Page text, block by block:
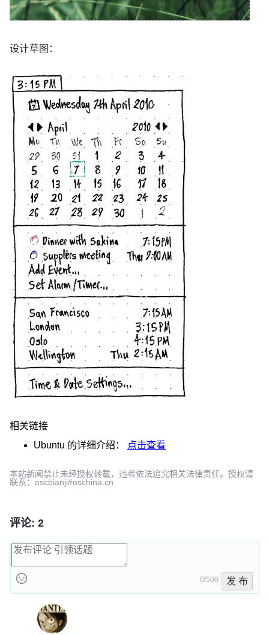
设计草图：
相关链接
Ubuntu 的详细介绍： 点击查看
本站新闻禁止未经授权转载，违者依法追究相关法律责任。授权请
联系：oscbianji#oschina.cn
评论: 2
0/500 发 布